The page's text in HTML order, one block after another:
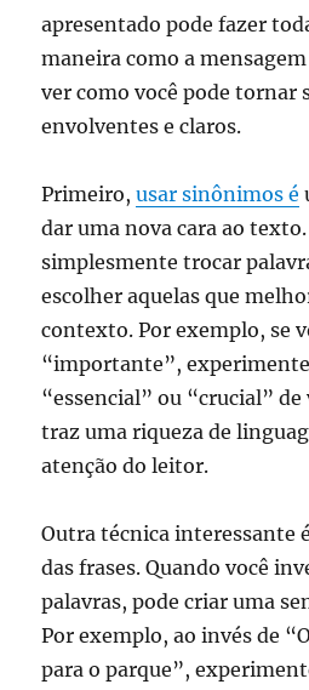
apresentado pode fazer
maneira como a
ver como você pode tornar
envolventes e claros.
Primeiro,usar sinônimos é
dar uma nova cara ao
simplesmente trocar
escolher aquelas que
contexto. Por exemplo, se
“importante”,
“essencial” ou “crucial”
traz uma riqueza de
atenção do leitor.
Outra técnica interessante
das frases. Quando você
palavras, pode criar uma
Por exemplo, ao invés de
para o parque”,